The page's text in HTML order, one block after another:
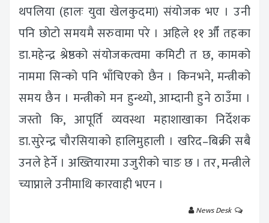
थपलिया (हालः युवा खेलकुदमा) संयोजक भए । उनी
पनि छोटो समयमै सरुवामा परे । अहिले ११ औँ तहका
डा.महेन्द्र श्रेष्ठको संयोजकत्वमा कमिटी त छ, कामको
नाममा सिन्को पनि भाँचिएको छैन । किनभने, मन्त्रीको
समय छैन । मन्त्रीको मन हुन्थ्यो, आम्दानी हुने ठाउँमा ।
जस्तो कि, आपूर्ति व्यवस्था महाशाखाका निर्देशक
डा.सुरेन्द्र चौरसियाको हालिमुहाली । खरिद–बिक्री सबै
उनले हेर्ने । अख्तियारमा उजुरीको चाङ छ । तर, मन्त्रीले
च्याप्नाले उनीमाथि कारवाही भएन ।
News Desk